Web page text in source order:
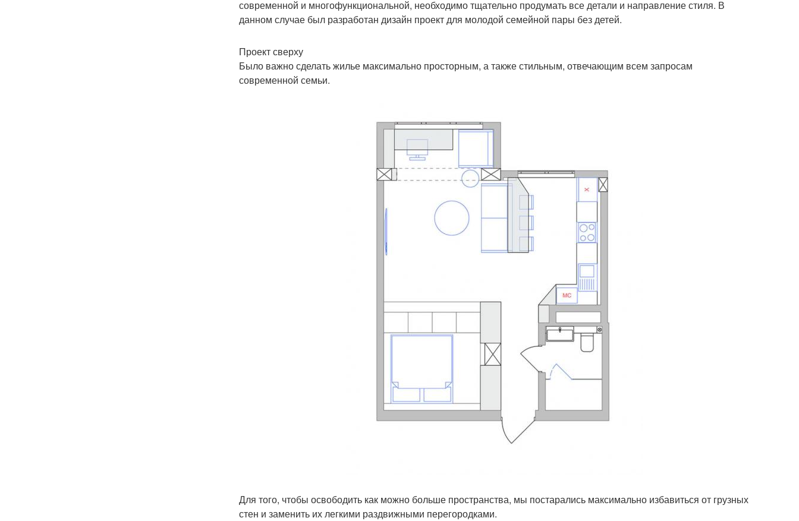
современной и многофункциональной, необходимо тщательно продумать все детали и направление стиля. В
данном случае был разработан дизайн проект для молодой семейной пары без детей.
Проект сверху
Было важно сделать жилье максимально просторным, а также стильным, отвечающим всем запросам
современной семьи.
Для того, чтобы освободить как можно больше пространства, мы постарались максимально избавиться от грузных
стен и заменить их легкими раздвижными перегородками.